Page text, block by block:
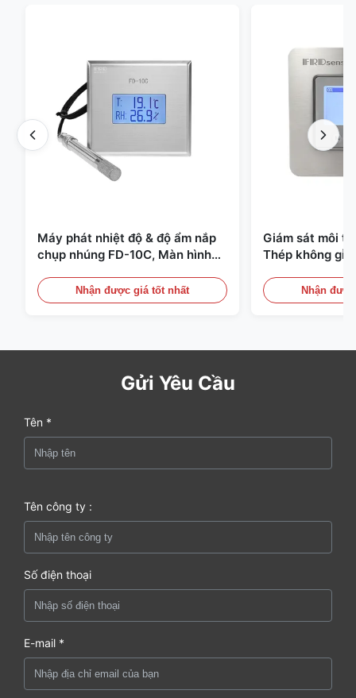
Máy phát nhiệt độ & độ ẩm nắp
chụp nhúng FD-10C, Màn hình
Nhận được giá tốt nhất
Giám sát môi
Thép không gỉ
Phát hiện Khói
Nhận
Gửi Yêu Cầu
Tên *
Tên công ty :
Số điện thoại
E-mail *